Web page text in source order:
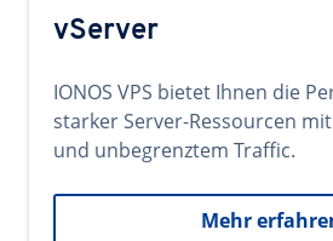
vServer
IONOS VPS bietet Ihnen die
starker Server-Ressourcen
und unbegrenztem Traffic.
Mehr